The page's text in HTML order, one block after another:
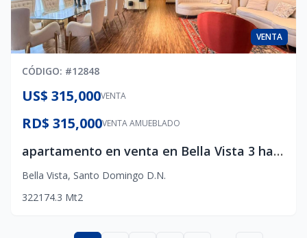
VENTA
CÓDIGO: #12848
VENTA
US$ 315,000
VENTA AMUEBLADO
RD$ 315,000
apartamento en venta en Bella Vista 3 habitaciones
Bella Vista, Santo Domingo D.N.
322174.3 Mt2